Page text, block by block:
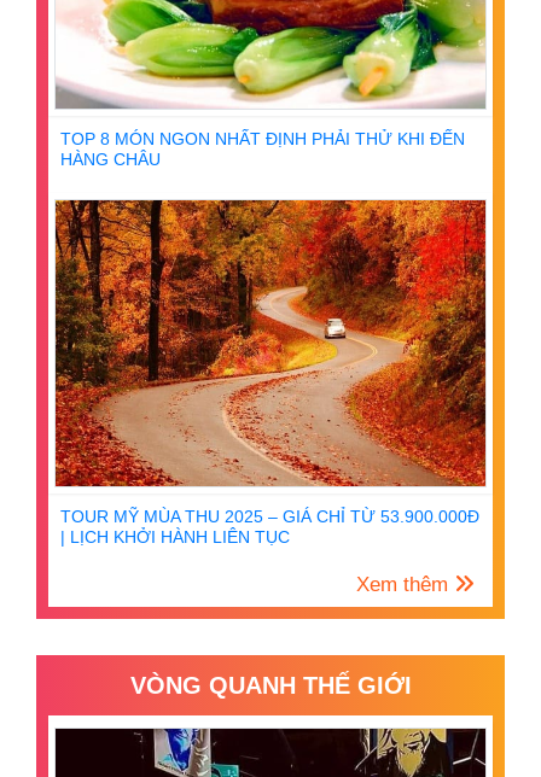
TOP 8 MÓN NGON NHẤT ĐỊNH PHẢI THỬ KHI ĐẾN
HÀNG CHÂU
TOUR MỸ MÙA THU 2025 – GIÁ CHỈ TỪ 53.900.000Đ
| LỊCH KHỞI HÀNH LIÊN TỤC
Xem thêm
VÒNG QUANH THẾ GIỚI